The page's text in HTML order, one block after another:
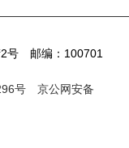
2号 邮编：100701
号
京公网安备